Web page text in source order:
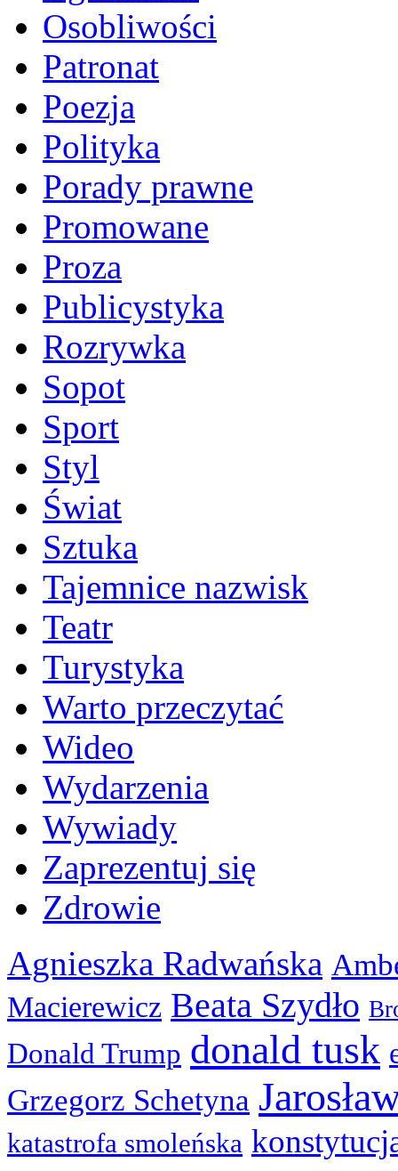
Osobliwości
Patronat
Poezja
Polityka
Porady prawne
Promowane
Proza
Publicystyka
Rozrywka
Sopot
Sport
Styl
Świat
Sztuka
Tajemnice nazwisk
Teatr
Turystyka
Warto przeczytać
Wideo
Wydarzenia
Wywiady
Zaprezentuj się
Zdrowie
Agnieszka Radwańska
Macierewicz Beata Szydło
Donald Trump donald tusk
Grzegorz Schetyna
katastrofa smoleńska